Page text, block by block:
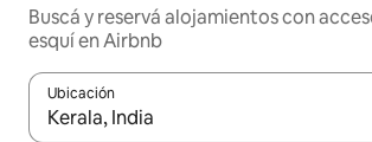
Buscá y reservá alojamientos con
esquí en Airbnb
Ubicación
Cuando los resultados estén disponibles,